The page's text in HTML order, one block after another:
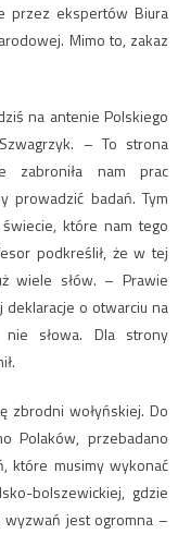
przez ekspertów Biura
Mimo to, zakaz
na antenie Polskiego
– To strona
zabroniła nam prac
prowadzić badań. Tym
które nam tego
podkreślił, że w tej
wiele słów. – Prawie
deklaracje o otwarciu na
nie słowa. Dla strony
zbrodni wołyńskiej. Do
Polaków, przebadano
które musimy wykonać
bolszewickiej, gdzie
wyzwań jest ogromna –